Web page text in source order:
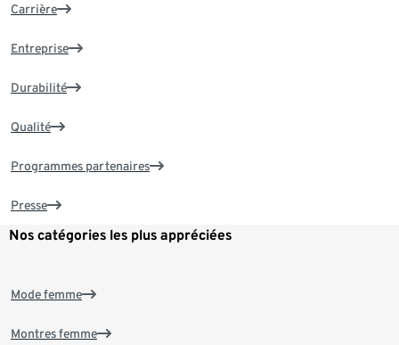
Carrière
Entreprise
Durabilité
Qualité
Programmes partenaires
Presse
Nos catégories les plus appréciées
Mode femme
Montres femme